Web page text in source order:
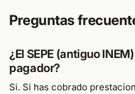
Preguntas
¿El SEPE (antiguo
pagador?
Si. Si has cobrado